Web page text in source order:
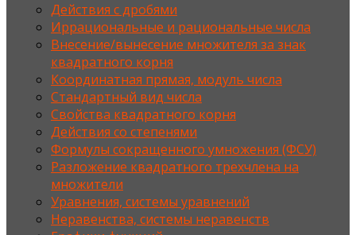
Действия с дробями
Иррациональные и рациональные числа
Внесение/вынесение множителя за знак
квадратного корня
Координатная прямая, модуль числа
Стандартный вид числа
Свойства квадратного корня
Действия со степенями
Формулы сокращенного умножения (ФСУ)
Разложение квадратного трехчлена на
множители
Уравнения, системы уравнений
Неравенства, системы неравенств